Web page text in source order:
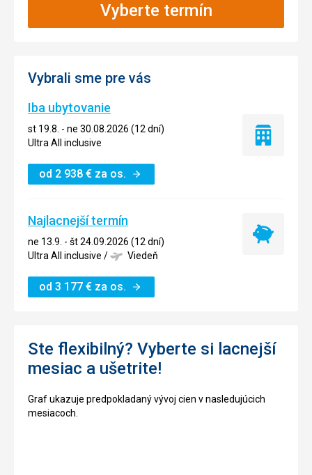
Vyberte termín
Vybrali sme pre vás
Iba ubytovanie
st 19.8. - ne 30.08.2026 (12 dní)
Ultra All inclusive
od 2 938 € za os.
Iba
Najlacnejší termín
ne 13.9. - št 24.09.2026 (12 dní)
Ultra All inclusive / Viedeň
od 3 177 € za os.
Najlacnejší
Ste flexibilný? Vyberte si lacnejší
mesiac a ušetrite!
Graf ukazuje predpokladaný vývoj cien v nasledujúcich
mesiacoch.